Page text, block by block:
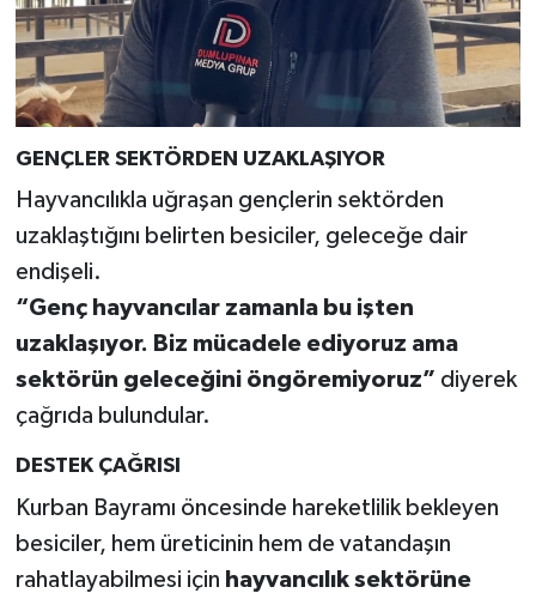
GENÇLER SEKTÖRDEN UZAKLAŞIYOR
Hayvancılıkla uğraşan gençlerin sektörden
uzaklaştığını belirten besiciler, geleceğe dair
endişeli.
“Genç hayvancılar zamanla bu işten
uzaklaşıyor. Biz mücadele ediyoruz ama
sektörün geleceğini öngöremiyoruz” diyerek
çağrıda bulundular.
DESTEK ÇAĞRISI
Kurban Bayramı öncesinde hareketlilik bekleyen
besiciler, hem üreticinin hem de vatandaşın
rahatlayabilmesi için hayvancılık sektörüne